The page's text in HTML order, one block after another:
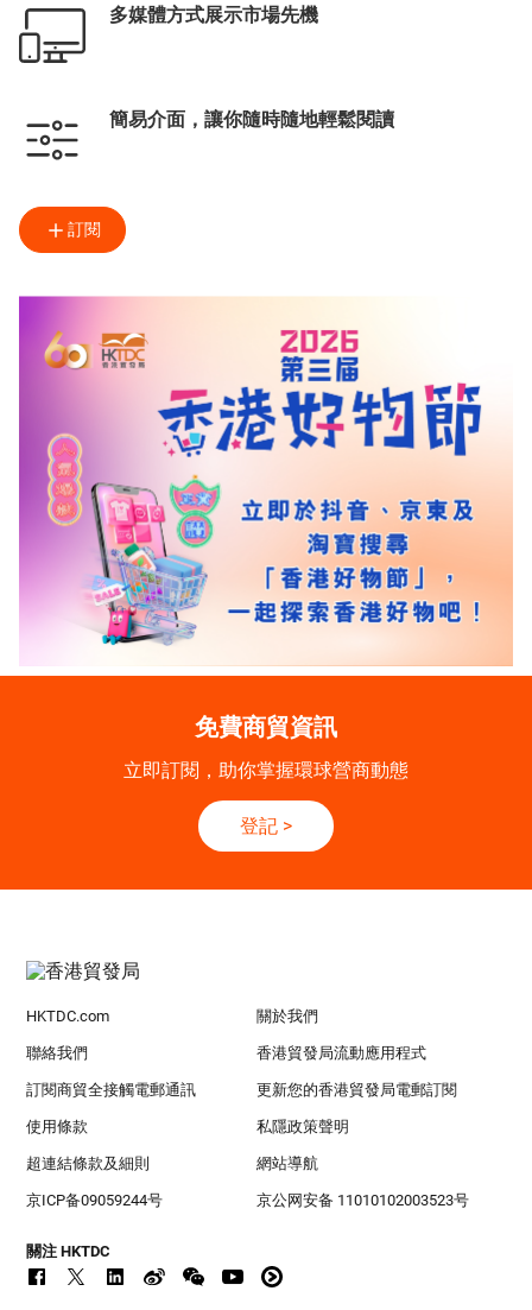
多媒體方式展示市場先機
簡易介面，讓你隨時隨地輕鬆閱讀
訂閱
免費商貿資訊
立即訂閱，助你掌握環球營商動態
登記 >
HKTDC.com 關於我們
聯絡我們 香港貿發局流動應用程式
訂閱商貿全接觸電郵通訊 更新您的香港貿發局電郵訂閱
使用條款 私隱政策聲明
超連結條款及細則 網站導航
京ICP备09059244号 京公网安备 11010102003523号
關注 HKTDC